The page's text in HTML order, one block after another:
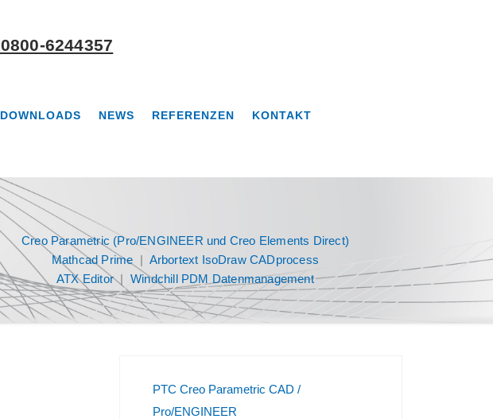
0800-6244357
DOWNLOADS NEWS REFERENZEN KONTAKT
Creo Parametric (Pro/ENGINEER und Creo Elements Direct)
Mathcad Prime | Arbortext IsoDraw CADprocess
ATX Editor|Windchill PDM Datenmanagement
PTC Creo Parametric CAD /
Pro/ENGINEER